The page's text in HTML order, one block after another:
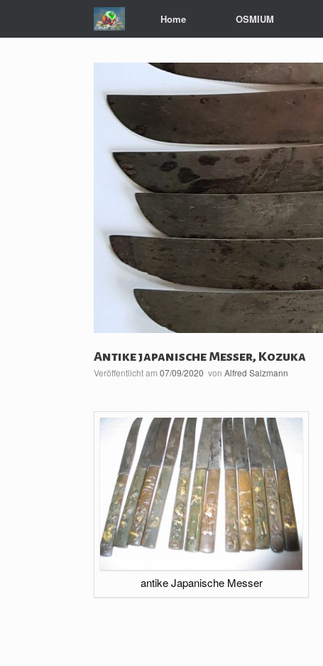
Home OSMIUM
Antike japanische Messer, Kozuka
Veröffentlicht am 07/09/2020 von Alfred Salzmann
antike Japanische Messer